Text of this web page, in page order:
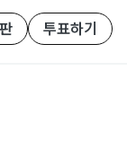
투표하기